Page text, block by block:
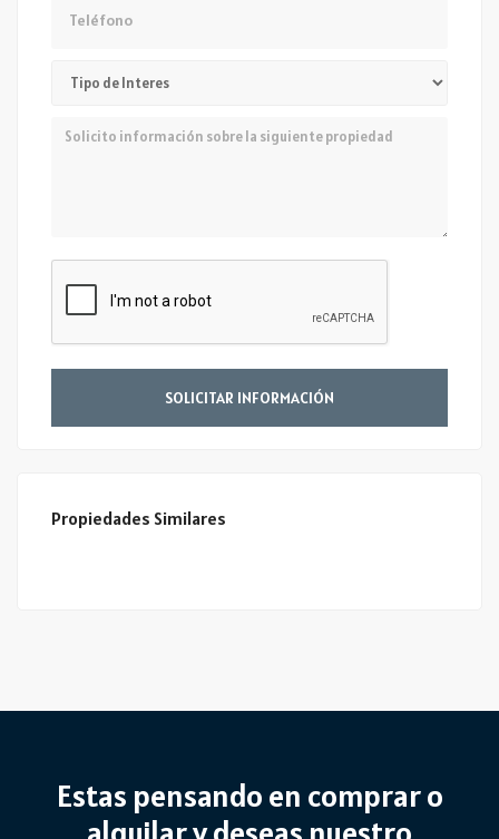
Mensaje
SOLICITAR INFORMACIÓN
Propiedades Similares
Estas pensando en comprar o